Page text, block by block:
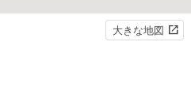
大きな地図